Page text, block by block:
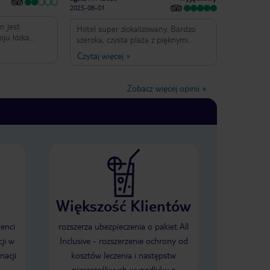
jest
łózka
w
2025-08-01
Hotel super zlokalizowany. Bardzo
szeroka, czysta plaża z pięknymi
palmami. Wystarczająca ilość leżaków.
Posiłki począwszy od śniadania po
Wszystko świetnie smakowało. A
wieczorami można było spędzić
polecam
Czytaj więcej »
Zobacz więcej opinii »
w
Większość Klientów
rozszerza ubezpieczenia o pakiet All
Inclusive - rozszerzenie ochrony od
kosztów leczenia i następstw